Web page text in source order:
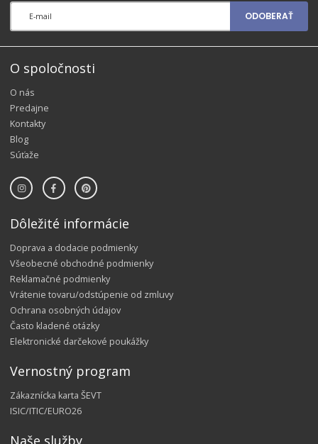
ODOBERAŤ
O spoločnosti
O nás
Predajne
Kontakty
Blog
Súťaže
Dôležité informácie
Doprava a dodacie podmienky
Všeobecné obchodné podmienky
Reklamačné podmienky
Vrátenie tovaru/odstúpenie od zmluvy
Ochrana osobných údajov
Často kladené otázky
Elektronické darčekové poukážky
Vernostný program
Zákaznícka karta ŠEVT
ISIC/ITIC/EURO26
Naše služby